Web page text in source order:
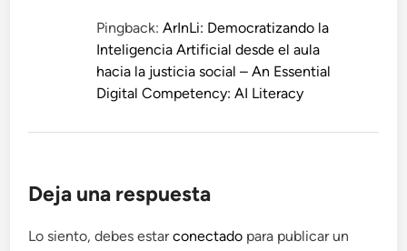
Pingback:ArInLi: Democratizando la
Inteligencia Artificial desde el aula
hacia la justicia social – An Essential
Digital Competency: AI Literacy
Deja una respuesta
Lo siento, debes estarconectado para publicar un